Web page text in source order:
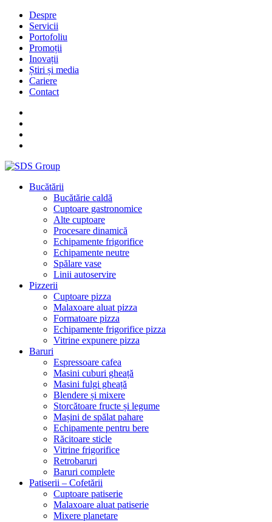
Despre
Servicii
Portofoliu
Promoții
Inovații
Știri și media
Cariere
Contact
Bucătării
Bucătărie caldă
Cuptoare gastronomice
Alte cuptoare
Procesare dinamică
Echipamente frigorifice
Echipamente neutre
Spălare vase
Linii autoservire
Pizzerii
Cuptoare pizza
Malaxoare aluat pizza
Formatoare pizza
Echipamente frigorifice pizza
Vitrine expunere pizza
Baruri
Espressoare cafea
Masini cuburi gheață
Masini fulgi gheață
Blendere și mixere
Storcătoare fructe și legume
Mașini de spălat pahare
Echipamente pentru bere
Răcitoare sticle
Vitrine frigorifice
Retrobaruri
Baruri complete
Patiserii – Cofetării
Cuptoare patiserie
Malaxoare aluat patiserie
Mixere planetare